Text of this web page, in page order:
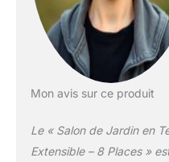
Mon avis sur ce produit
Le « Salon de Jardin en
Extensible – 8 Places »